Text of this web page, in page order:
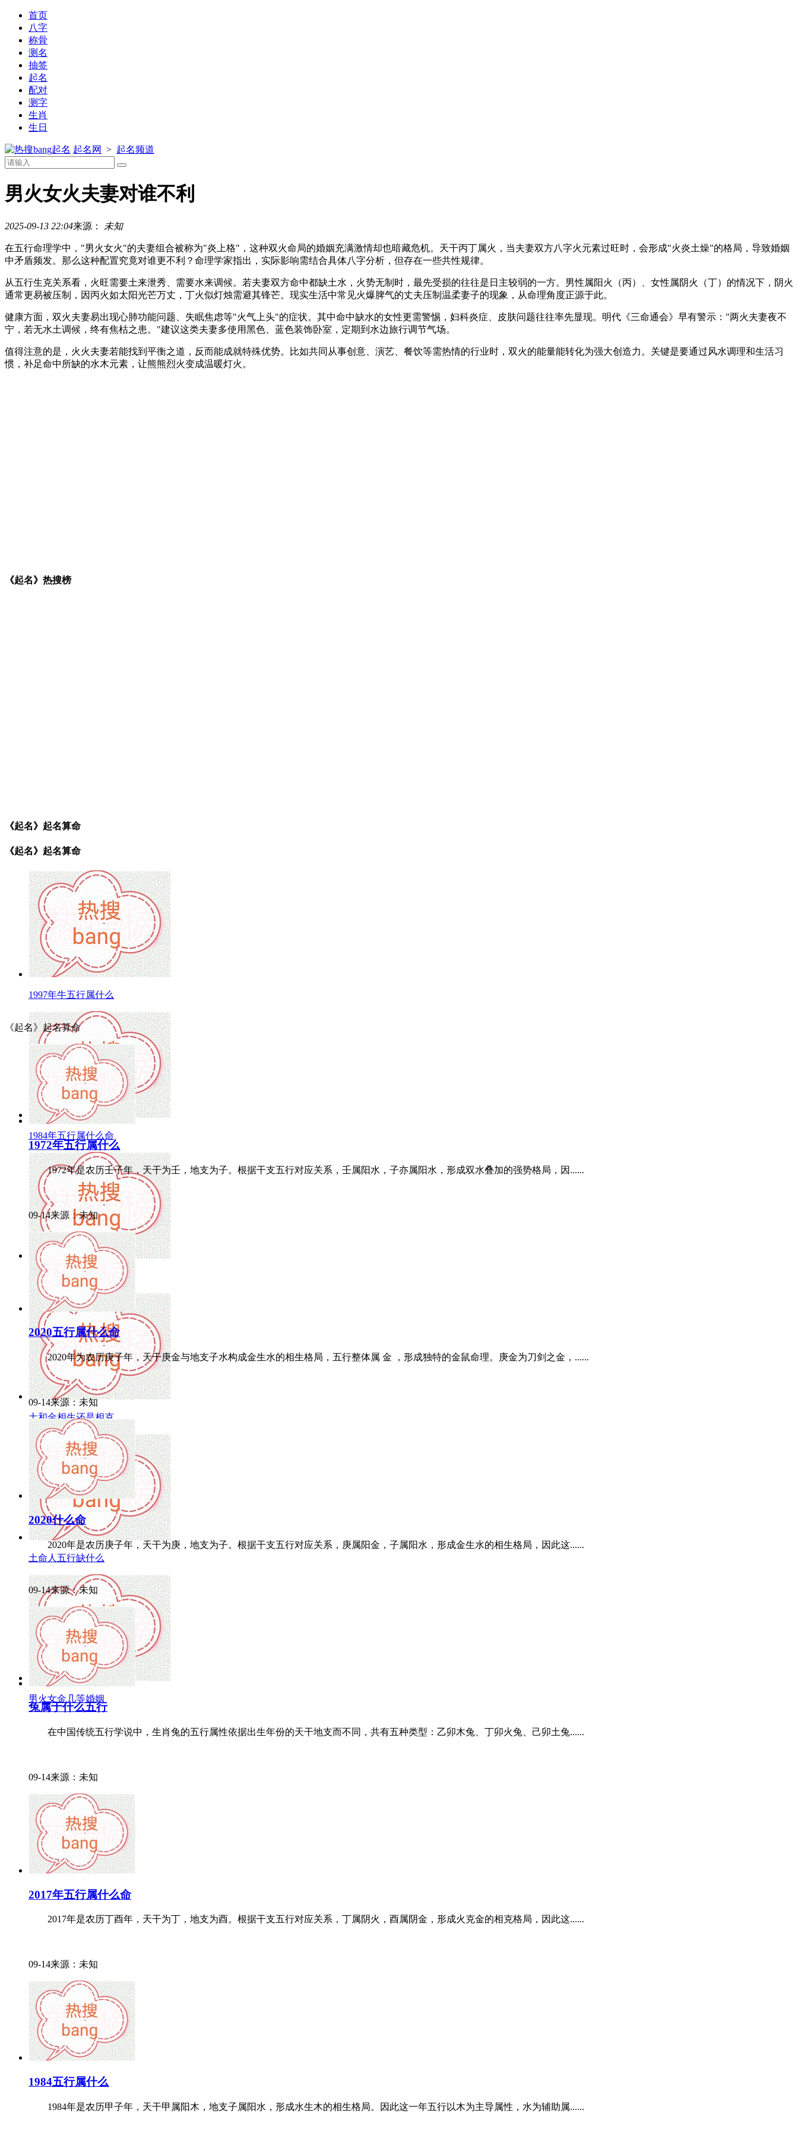
首页
八字
称骨
测名
抽签
起名
配对
测字
生肖
生日
起名 起名网 > 起名频道
男火女火夫妻对谁不利
2025-09-13 22:04来源： 未知
在五行命理学中，"男火女火"的夫妻组合被称为"炎上格"，这种双火命局的婚姻充满激情却也暗藏危机。天干丙丁属火，当夫妻双方八字火元素过旺时，会形成"火炎土燥"的格局，导致婚姻
中矛盾频发。那么这种配置究竟对谁更不利？命理学家指出，实际影响需结合具体八字分析，但存在一些共性规律。
从五行生克关系看，火旺需要土来泄秀、需要水来调候。若夫妻双方命中都缺土水，火势无制时，最先受损的往往是日主较弱的一方。男性属阳火（丙）、女性属阴火（丁）的情况下，阴火
通常更易被压制，因丙火如太阳光芒万丈，丁火似灯烛需避其锋芒。现实生活中常见火爆脾气的丈夫压制温柔妻子的现象，从命理角度正源于此。
健康方面，双火夫妻易出现心肺功能问题、失眠焦虑等"火气上头"的症状。其中命中缺水的女性更需警惕，妇科炎症、皮肤问题往往率先显现。明代《三命通会》早有警示："两火夫妻夜不
宁，若无水土调候，终有焦枯之患。"建议这类夫妻多使用黑色、蓝色装饰卧室，定期到水边旅行调节气场。
值得注意的是，火火夫妻若能找到平衡之道，反而能成就特殊优势。比如共同从事创意、演艺、餐饮等需热情的行业时，双火的能量能转化为强大创造力。关键是要通过风水调理和生活习
惯，补足命中所缺的水木元素，让熊熊烈火变成温暖灯火。
《起名》热搜榜
《起名》起名算命
《起名》起名算命
1997年牛五行属什么
1984年五行属什么命
1988年五行属什么
土和金相生还是相克
土命人五行缺什么
男火女金几等婚姻
《起名》起名算命
1972年五行属什么
1972年是农历壬子年，天干为壬，地支为子。根据干支五行对应关系，壬属阳水，子亦属阳水，形成双水叠加的强势格局，因......
09-14来源：未知
2020五行属什么命
2020年为农历庚子年，天干庚金与地支子水构成金生水的相生格局，五行整体属 金 ，形成独特的金鼠命理。庚金为刀剑之金，......
09-14来源：未知
2020什么命
2020年是农历庚子年，天干为庚，地支为子。根据干支五行对应关系，庚属阳金，子属阳水，形成金生水的相生格局，因此这......
09-14来源：未知
兔属于什么五行
在中国传统五行学说中，生肖兔的五行属性依据出生年份的天干地支而不同，共有五种类型：乙卯木兔、丁卯火兔、己卯土兔......
09-14来源：未知
2017年五行属什么命
2017年是农历丁酉年，天干为丁，地支为酉。根据干支五行对应关系，丁属阴火，酉属阴金，形成火克金的相克格局，因此这......
09-14来源：未知
1984五行属什么
1984年是农历甲子年，天干甲属阳木，地支子属阳水，形成水生木的相生格局。因此这一年五行以木为主导属性，水为辅助属......